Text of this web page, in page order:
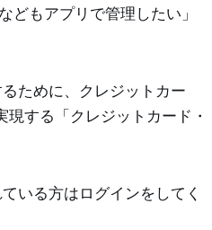
もアプリで管理したい」
ために、クレジットカー
する「クレジットカード・
いる方はログインをしてく